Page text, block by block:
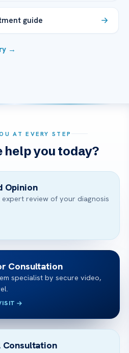
guide
→
AT EVERY STEP
help you today?
Opinion
expert review of your diagnosis
Consultation
specialist by secure video,
Consultation